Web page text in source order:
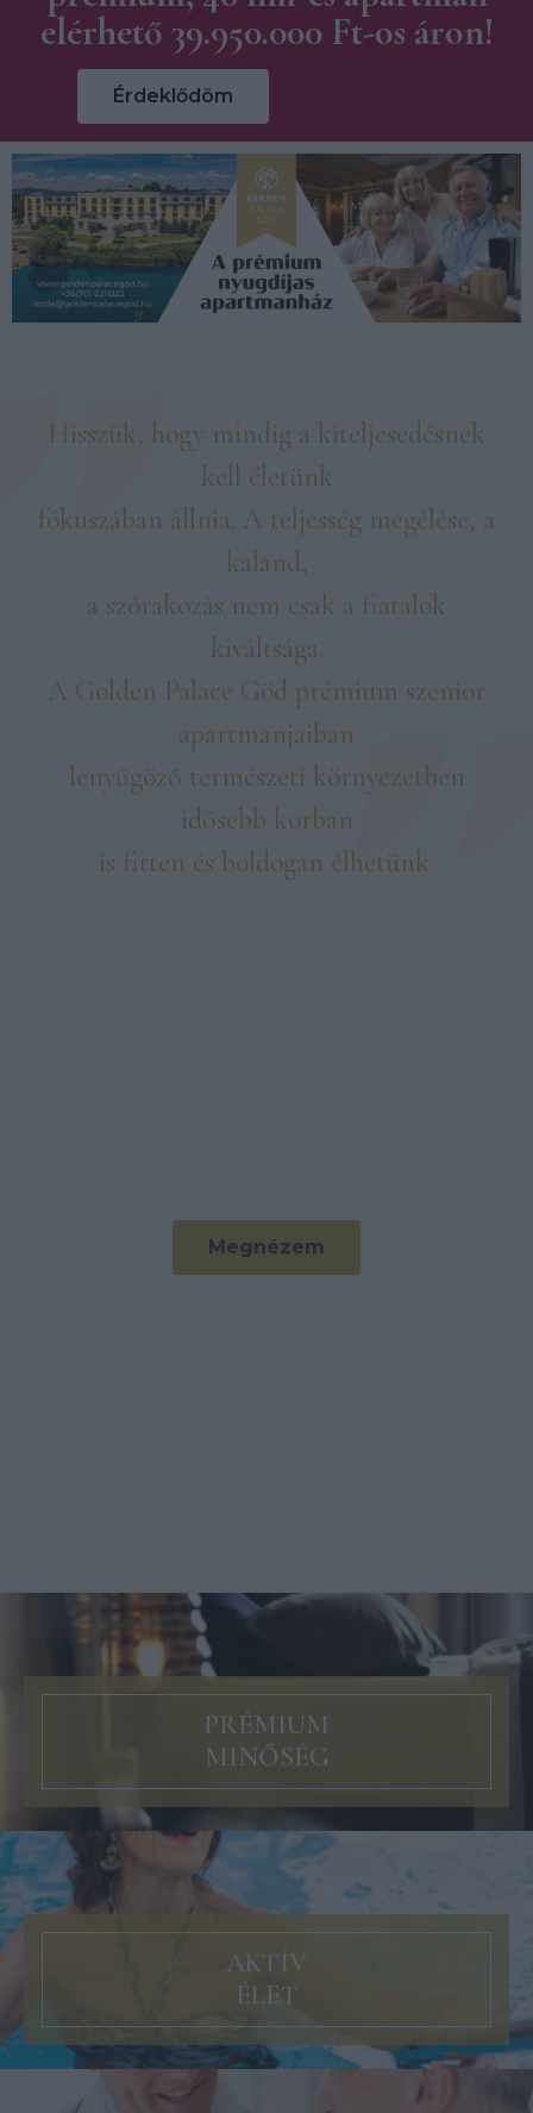
elérhető 39.950.000 Ft-os áron!
Érdeklődöm
Hisszük, hogy mindig a kiteljesedésnek
kell életünk
fókuszában állnia. A teljesség megélése, a
kaland,
a szórakozás nem csak a fiatalok
kiváltsága.
A Golden Palace Göd prémium szenior
apartmanjaiban
lenyűgöző természeti környezetben
idősebb korban
is fitten és boldogan élhetünk.
Megnézem
PRÉMIUM
MINŐSÉG
AKTÍV
ÉLET